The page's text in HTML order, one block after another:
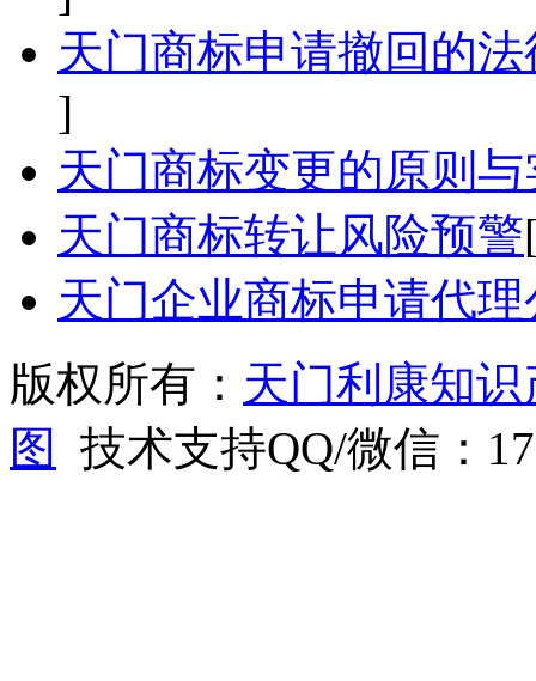
天门商标申请撤回的
]
天门商标变更的原则
天门商标转让风险预警
天门企业商标申请代
版权所有： 天门利康知
图
技术支持QQ/微信：